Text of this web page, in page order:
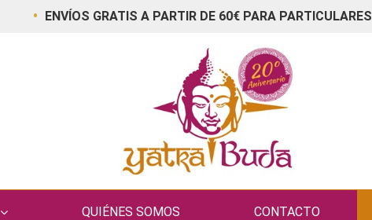
• ENVÍOS GRATIS A PARTIR DE 60€ PARA PARTICULARES
QUIÉNES SOMOS CONTACTO